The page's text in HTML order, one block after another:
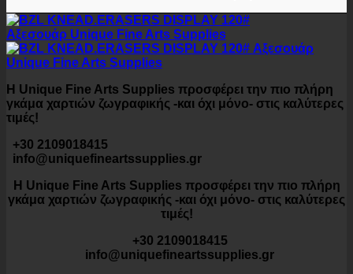
Η Unique Fine Arts Supplies προσφέρει την πιο πλήρη
γκάμα χαρτιών ζωγραφικής -και όχι μόνο- στις καλύτερες
τιμές!
+30 2109018415
info@uniquefineartssupplies.gr
Η Unique Fine Arts Supplies προσφέρει την πιο πλήρη
γκάμα χαρτιών ζωγραφικής -και όχι μόνο- στις καλύτερες
τιμές!
+30 2109018415
info@uniquefineartssupplies.gr